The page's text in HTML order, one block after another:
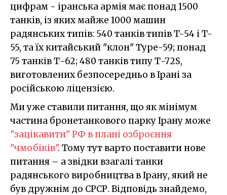
цифрам - іранська армія має понад 1500
танків, із яких майже 1000 машин
радянських типів: 540 танків типів T-54 і T-
55, та їх китайський "клон" Type-59; понад
75 танків Т-62; 480 танків типу Т-72S,
виготовлених безпосередньо в Ірані за
російською ліцензією.
Ми уже ставили питання, що як мінімум
частина бронетанкового парку Ірану може
"зацікавити" РФ в плані озброєння
"чмобіків". Тому тут варто поставити нове
питання – а звідки взагалі танки
радянського виробництва в Ірану, який не
був дружнім до СРСР. Відповідь знайдемо,